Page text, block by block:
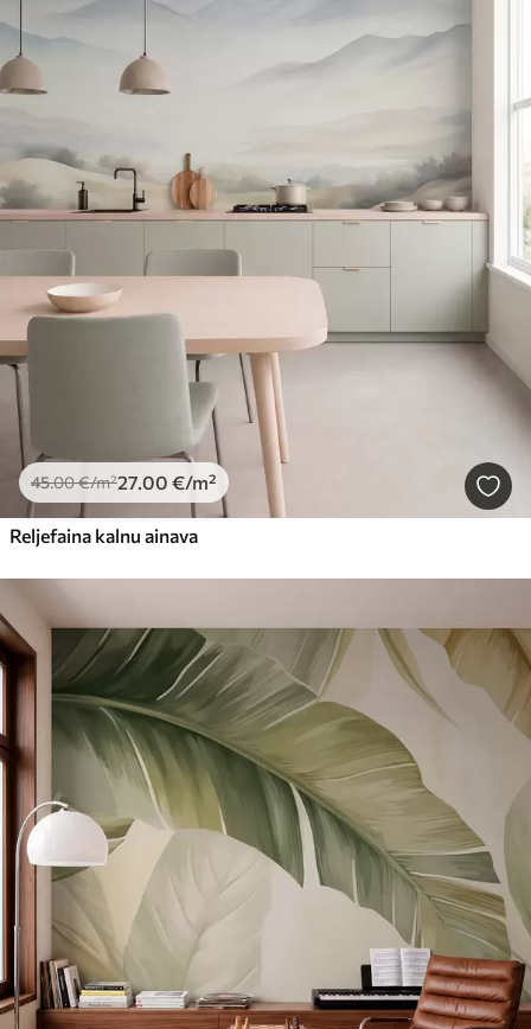
45.00€/m²27 .00 €/m²
Reljefaina kalnu ainava